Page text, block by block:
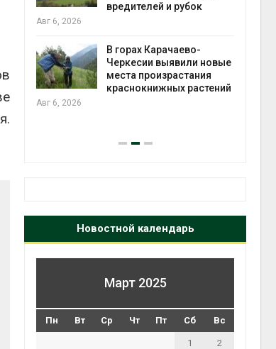
вредителей и рубок
Авг 6, 2026
В горах Карачаево-
Черкесии выявили новые
места произрастания
краснокнижных растений
Авг 6, 2026
Новостной календарь
Март 2025
Пн Вт Ср Чт Пт Сб Вс
1 2